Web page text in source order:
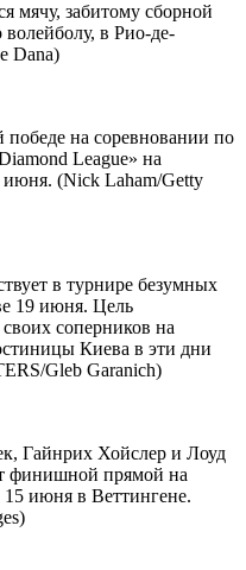
мячу, забитому сборной
в Рио-де-
Dana)
на соревновании по
League» на
(Nick Laham/Getty
в турнире безумных
19 июня. Цель
соперников на
Киева в эти дни
Gleb Garanich)
Гайнрих Хойслер и Лоуд
финишной прямой на
июня в Веттингене.